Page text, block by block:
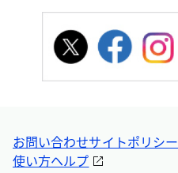
お問い合わせサイトポリシー
使い方ヘルプ